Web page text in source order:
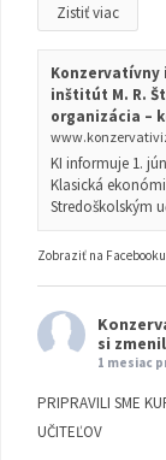
Zistiť viac
Konzervatívny
inštitút M. R.
organizácia –
KI informuje 1.
Klasická
Stredoškolským
Zobraziť na Facebooku
si
1 mesiac
PRIPRAVILI SME
UČITEĽOV